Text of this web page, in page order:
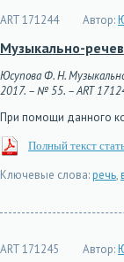
ART 171244 Автор:
Музыкально-
Юсупова Ф. Н.
2017. – № 55. – ART
При помощи данного
Полный текст
Ключевые слова:речь,
ART 171245 Автор: